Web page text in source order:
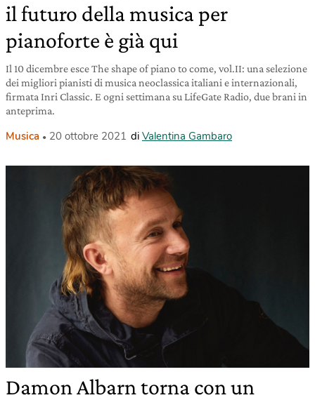
il futuro della musica per
pianoforte è già qui
Il 10 dicembre esce The shape of piano to come, vol.II: una selezione
dei migliori pianisti di musica neoclassica italiani e internazionali,
firmata Inri Classic. E ogni settimana su LifeGate Radio, due brani in
anteprima.
Musica 20 ottobre 2021 di Valentina Gambaro
Damon Albarn torna con un